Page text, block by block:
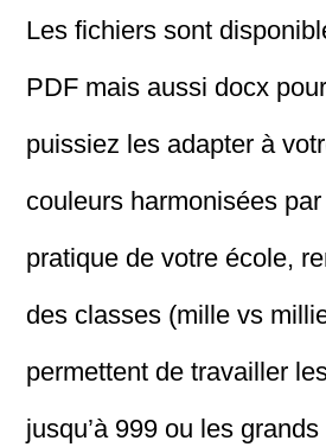
Les fichiers sont
PDF mais aussi docx
puissiez les adapter à
couleurs harmonisées
pratique de votre école,
des classes (mille vs
permettent de travailler
jusqu’à 999 ou les